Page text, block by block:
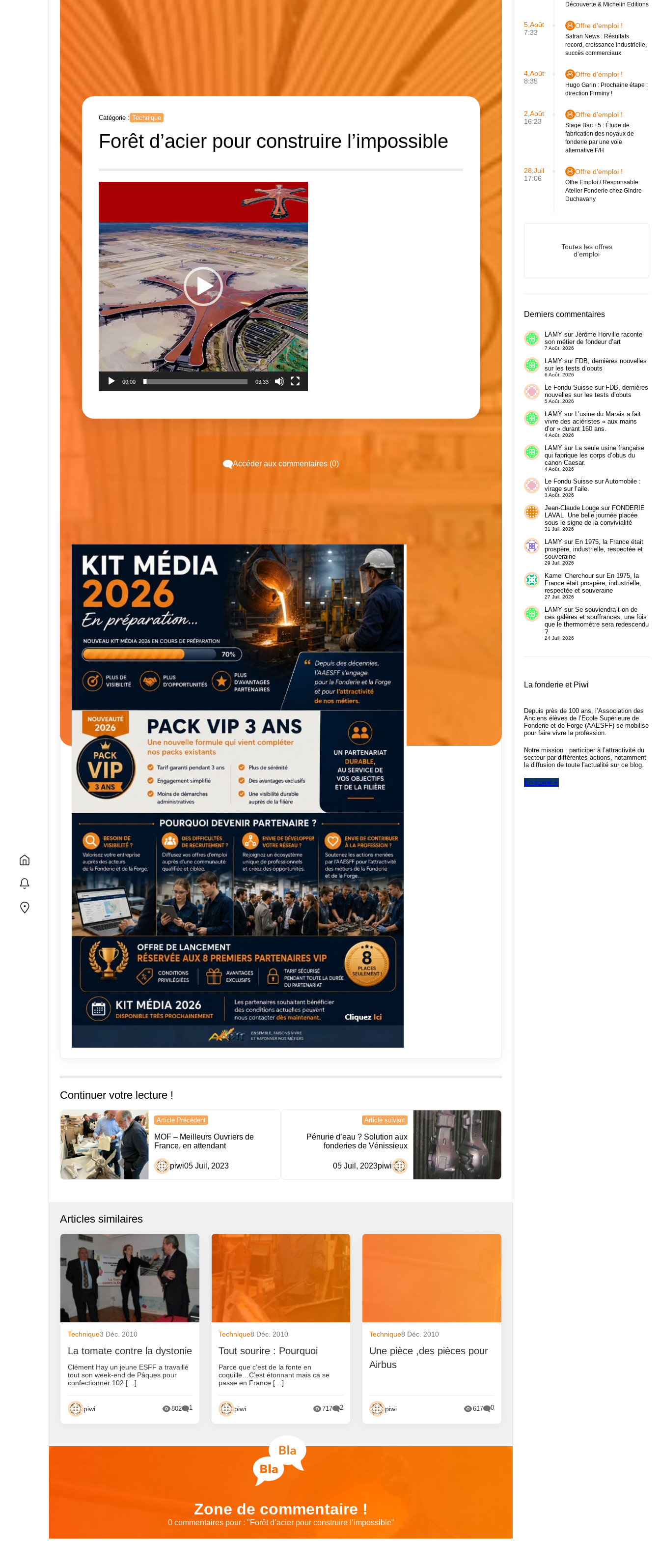
Catégorie : Technique
Forêt d’acier pour construire l’impossible
00:00 03:33
Accéder aux commentaires (0)
Continuer votre lecture !
Navigation
de
l’article
Article Précédent
MOF – Meilleurs Ouvriers de
France, en attendant
piwi05 Juil, 2023
Article suivant
Pénurie d’eau ? Solution aux
fonderies de Vénissieux
piwi
05 Juil, 2023
Articles similaires
Technique3 Déc. 2010
La tomate contre la dystonie
Clément Hay un jeune ESFF a travaillé
tout son week-end de Pâques pour
confectionner 102 […]
piwi 802 1
Technique8 Déc. 2010
Tout sourire : Pourquoi
Parce que c’est de la fonte en
coquille…C’est étonnant mais ca se
passe en France […]
piwi 717 2
Technique8 Déc. 2010
Une pièce ,des pièces pour
Airbus
piwi 617 0
Zone de commentaire !
0 commentaires pour : "Forêt d’acier pour construire l’impossible"
Découverte & Michelin Editions
5,Août
7:33
Offre d'emploi !
Safran News : Résultats
record, croissance industrielle,
succès commerciaux
4,Août
8:35
Offre d'emploi !
Hugo Garin : Prochaine étape :
direction Firminy !
2,Août
16:23
Offre d'emploi !
Stage Bac +5 : Étude de
fabrication des noyaux de
fonderie par une voie
alternative F/H
28,Juil
17:06
Offre d'emploi !
Offre Emploi / Responsable
Atelier Fonderie chez Gindre
Duchavany
Toutes les offres
d'emploi
Derniers commentaires
LAMYsur Jérôme Horville raconte
son métier de fondeur d’art
7 Août. 2026
LAMYsur FDB, dernières nouvelles
sur les tests d’obuts
6 Août. 2026
Le Fondu Suissesur FDB, dernières
nouvelles sur les tests d’obuts
5 Août. 2026
LAMYsur L’usine du Marais a fait
vivre des aciéristes « aux mains
d’or » durant 160 ans.
4 Août. 2026
LAMYsur La seule usine française
qui fabrique les corps d’obus du
canon Caesar.
4 Août. 2026
Le Fondu SuissesurAutomobile :
virage sur l’aile.
3 Août. 2026
Jean-Claude Lougesur FONDERIE
LAVAL Une belle journée placée
sous le signe de la convivialité
31 Juil. 2026
LAMYsur En 1975, la France était
prospère, industrielle, respectée et
souveraine
29 Juil. 2026
Kamel Cherchoursur En 1975, la
France était prospère, industrielle,
respectée et souveraine
27 Juil. 2026
LAMYsur Se souviendra-t-on de
ces galères et souffrances, une fois
que le thermomètre sera redescendu
?
24 Juil. 2026
La fonderie et Piwi
Depuis près de 100 ans, l’Association des
Anciens élèves de l’Ecole Supérieure de
Fonderie et de Forge (AAESFF) se mobilise
pour faire vivre la profession.
Notre mission : participer à l’attractivité du
secteur par différentes actions, notamment
la diffusion de toute l'actualité sur ce blog.
En savoir +